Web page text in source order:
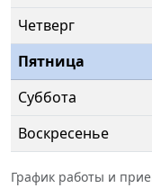
Четверг
Пятница
Суббота
Воскресенье
График работы и